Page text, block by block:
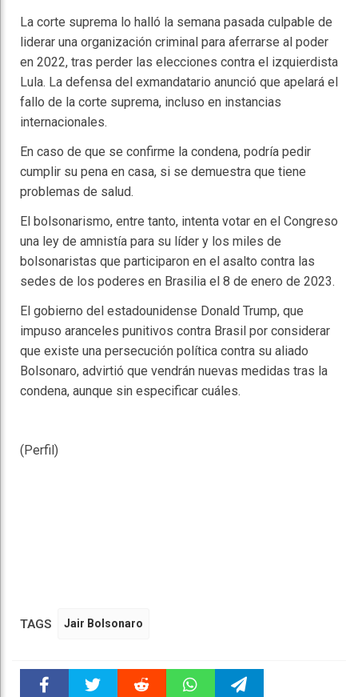
La corte suprema lo halló la semana pasada culpable de
liderar una organización criminal para aferrarse al poder
en 2022, tras perder las elecciones contra el izquierdista
Lula. La defensa del exmandatario anunció que apelará el
fallo de la corte suprema, incluso en instancias
internacionales.
En caso de que se confirme la condena, podría pedir
cumplir su pena en casa, si se demuestra que tiene
problemas de salud.
El bolsonarismo, entre tanto, intenta votar en el Congreso
una ley de amnistía para su líder y los miles de
bolsonaristas que participaron en el asalto contra las
sedes de los poderes en Brasilia el 8 de enero de 2023.
El gobierno del estadounidense Donald Trump, que
impuso aranceles punitivos contra Brasil por considerar
que existe una persecución política contra su aliado
Bolsonaro, advirtió que vendrán nuevas medidas tras la
condena, aunque sin especificar cuáles.
(Perfil)
TAGS Jair Bolsonaro